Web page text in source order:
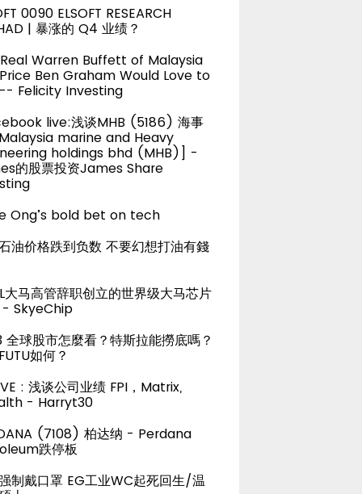
0090 ELSOFT RESEARCH
| 暴涨的 Q4 业绩？
Warren Buffett of Malaysia
Ben Graham Would Love to
Felicity Investing
live:浅谈MHB (5186) 海事
marine and Heavy
holdings bhd (MHB)] -
的股票投资James Share
Ong’s bold bet on tech
油价格跌到负数 不要幻想打油有錢
大马高管辞职创立的世界级大马芯片
- SkyeChip
全球股市怎麼看？特斯拉能撈底嗎？
如何？
: 浅谈公司业绩 FPI，Matrix,
- Harryt30
(7108) 柏达纳 - Perdana
跌停板
制戴口罩 EG工业WC起死回生/温